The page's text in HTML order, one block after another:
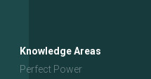
Knowledge Areas
Perfect Power